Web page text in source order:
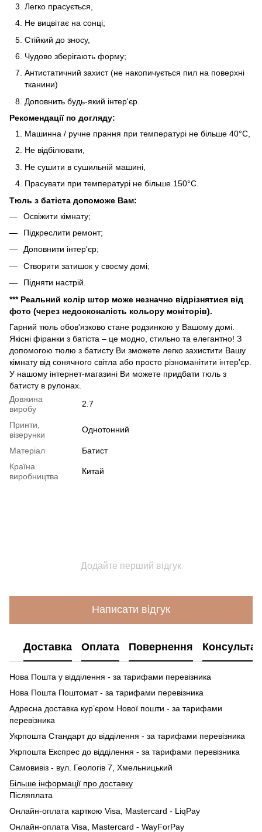
Легко прасується,
Не вицвітає на сонці;
Стійкий до зносу,
Чудово зберігають форму;
Антистатичний захист (не накопичується пил на поверхні
тканини)
Доповнить будь-який інтер'єр.
Рекомендації по догляду:
Машинна / ручне прання при температурі не більше 40°C,
Не відбілювати,
Не сушити в сушильній машині,
Прасувати при температурі не більше 150°C.
Тюль з батіста допоможе Вам:
Освіжити кімнату;
Підкреслити ремонт;
Доповнити інтер'єр;
Створити затишок у своєму домі;
Підняти настрій.
*** Реальний колір штор може незначно відрізнятися від
фото (через недосконалість кольору моніторів).
Гарний тюль обов'язково стане родзинкою у Вашому домі.
Якісні фіранки з батіста – це модно, стильно та елегантно! З
допомогою тюлю з батисту Ви зможете легко захистити Вашу
кімнату від сонячного світла або просто різноманітити інтер'єр.
У нашому інтернет-магазині Ви можете придбати тюль з
батисту в рулонах.
Довжина
виробу
2.7
Принти,
візерунки
Однотонний
Матеріал
Батист
Країна
виробництва
Китай
Додайте перший відгук
Написати відгук
Доставка Оплата Повернення
Нова Пошта у відділення - за тарифами перевізника
Нова Пошта Поштомат - за тарифами перевізника
Адресна доставка кур’єром Нової пошти - за тарифами
перевізника
Укрпошта Стандарт до відділення - за тарифами перевізника
Укрпошта Експрес до відділення - за тарифами перевізника
Самовивіз - вул. Геологів 7, Хмельницький
Більше інформації про доставку
Післяплата
Онлайн-оплата карткою Visa, Mastercard - LiqPay
Онлайн-оплата Visa, Mastercard - WayForPay